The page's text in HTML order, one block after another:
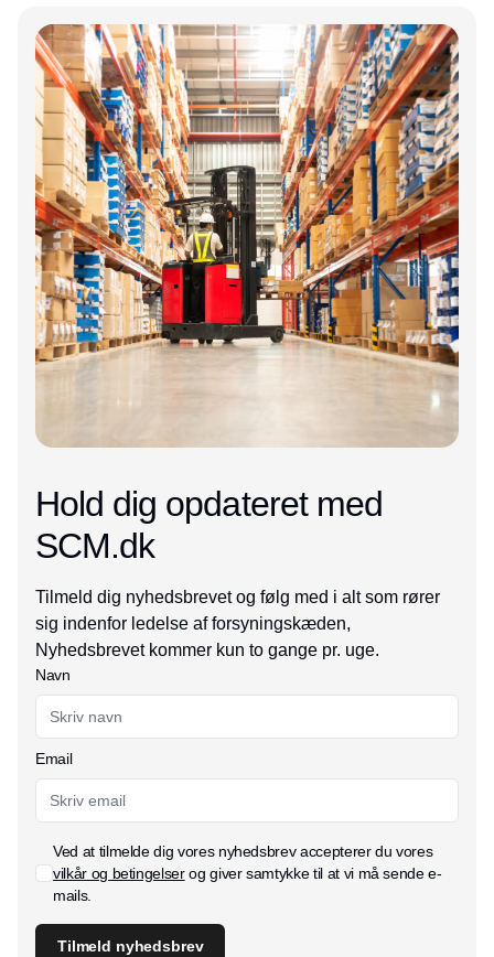
Annonce
Hold dig opdateret med
SCM.dk
Tilmeld dig nyhedsbrevet og følg med i alt som rører
sig indenfor ledelse af forsyningskæden,
Nyhedsbrevet kommer kun to gange pr. uge.
Navn
Email
Ved at tilmelde dig vores nyhedsbrev accepterer du vores
vilkår og betingelserog giver samtykke til at vi må sende e-
mails.
Tilmeld nyhedsbrev